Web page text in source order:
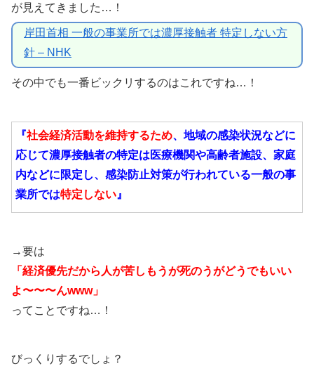
が見えてきました…！
岸田首相 一般の事業所では濃厚接触者 特定しない方
針 – NHK
その中でも一番ビックリするのはこれですね…！
『社会経済活動を維持するため、地域の感染状況などに
応じて濃厚接触者の特定は医療機関や高齢者施設、家庭
内などに限定し、感染防止対策が行われている一般の事
業所では特定しない 』
→要は
「経済優先だから人が苦しもうが死のうがどうでもいい
よ〜〜〜んwww」
ってことですね…！
びっくりするでしょ？